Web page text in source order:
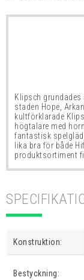
Klipsch grundades
staden Hope,
kultförklarade
högtalare med
fantastisk
lika bra för både
produktsortiment
Konstruktion:
Bestyckning: